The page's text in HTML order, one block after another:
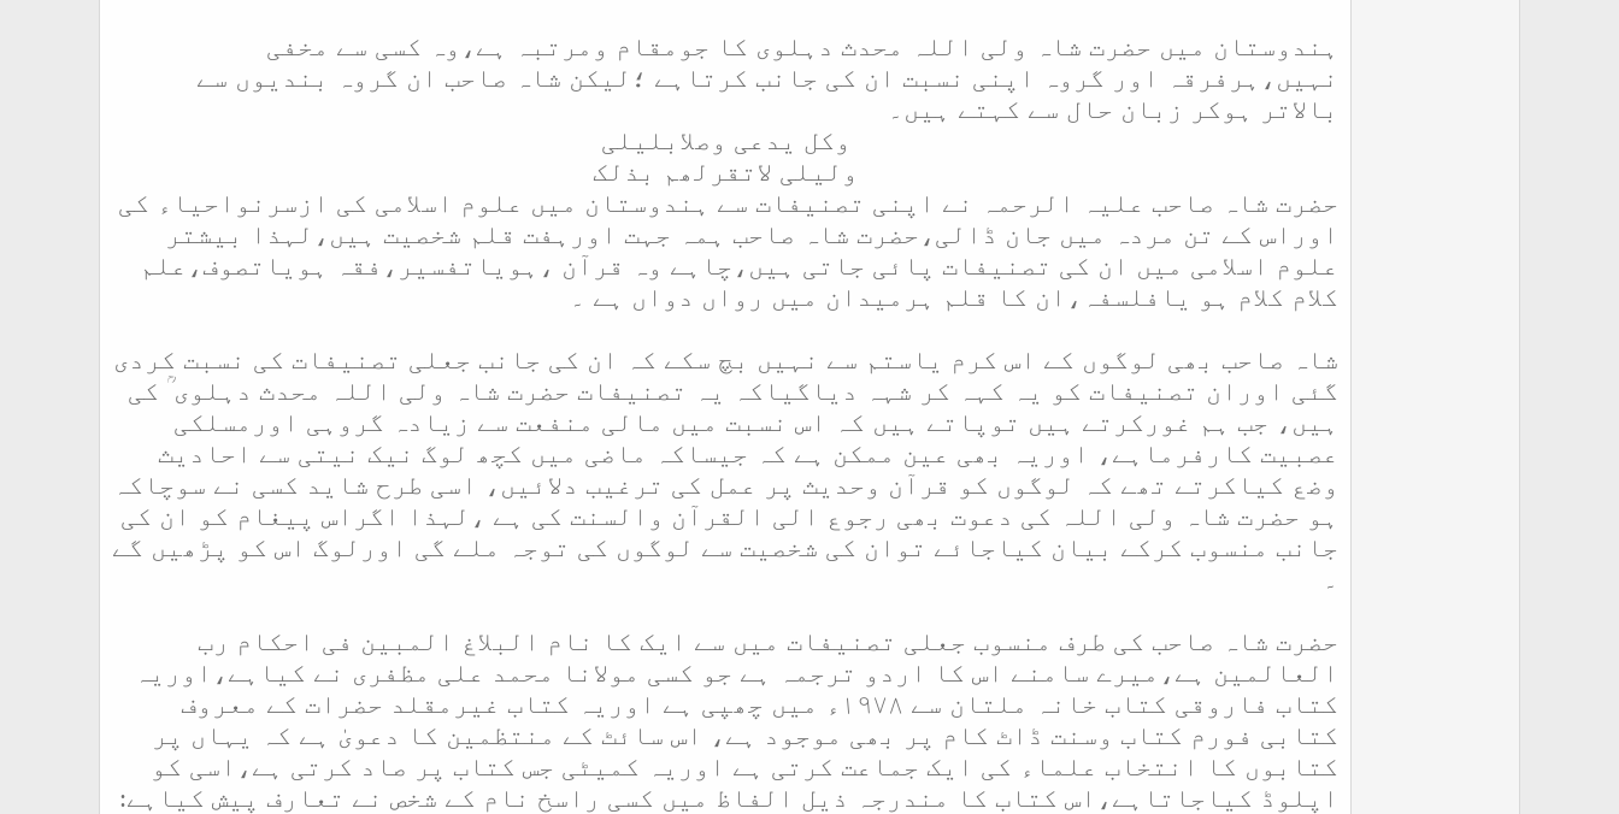
ہندوستان میں حضرت شاہ ولی اللہ محدث دہلوی کا جومقام ومرتبہ ہے،وہ کسی سے مخفی
نہیں،ہرفرقہ اور گروہ اپنی نسبت ان کی جانب کرتاہے ؛لیکن شاہ صاحب ان گروہ بندیوں سے
بالاتر ہوکر زبان حال سے کہتے ہیں۔
وکل یدعی وصلابلیلی
ولیلی لاتقرلھم بذلک
حضرت شاہ صاحب علیہ الرحمہ نے اپنی تصنیفات سے ہندوستان میں علوم اسلامی کی ازسرنواحیاء کی
اوراس کے تن مردہ میں جان ڈالی،حضرت شاہ صاحب ہمہ جہت اورہفت قلم شخصیت ہیں،لہذا بیشتر
علوم اسلامی میں ان کی تصنیفات پائی جاتی ہیں،چاہے وہ قرآن ،ہویاتفسیر،فقہ ہویاتصوف،علم
کلام کلام ہو یافلسفہ،ان کا قلم ہرمیدان میں رواں دواں ہے ۔
شاہ صاحب بھی لوگوں کے اس کرم یاستم سے نہیں بچ سکے کہ ان کی جانب جعلی تصنیفات کی نسبت کردی
گئی اوران تصنیفات کو یہ کہہ کر شہہ دیاگیاکہ یہ تصنیفات حضرت شاہ ولی اللہ محدث دہلوی ؒ کی
ہیں، جب ہم غورکرتے ہیں توپاتے ہیں کہ اس نسبت میں مالی منفعت سے زیادہ گروہی اورمسلکی
عصبیت کارفرماہے، اوریہ بھی عین ممکن ہے کہ جیساکہ ماضی میں کچھ لوگ نیک نیتی سے احادیث
وضع کیاکرتے تھے کہ لوگوں کو قرآن وحدیث پر عمل کی ترغیب دلائیں، اسی طرح شاید کسی نے سوچاکہ
ہو حضرت شاہ ولی اللہ کی دعوت بھی رجوع الی القرآن والسنت کی ہے ،لہذا اگراس پیغام کو ان کی
جانب منسوب کرکے بیان کیاجائے توان کی شخصیت سے لوگوں کی توجہ ملے گی اورلوگ اس کو پڑھیں گے
۔
حضرت شاہ صاحب کی طرف منسوب جعلی تصنیفات میں سے ایک کا نام البلاغ المبین فی احکام رب
العالمین ہے،میرے سامنے اس کا اردو ترجمہ ہے جو کسی مولانا محمد علی مظفری نے کیاہے،اوریہ
کتاب فاروقی کتاب خانہ ملتان سے ۱۹۷۸ء میں چھپی ہے اوریہ کتاب غیرمقلد حضرات کے معروف
کتابی فورم کتاب وسنت ڈاٹ کام پر بھی موجود ہے، اس سائٹ کے منتظمین کا دعویٰ ہے کہ یہاں پر
کتابوں کا انتخاب علماء کی ایک جماعت کرتی ہے اوریہ کمیٹی جس کتاب پر صاد کرتی ہے،اسی کو
اپلوڈ کیاجاتاہے،اس کتاب کا مندرجہ ذیل الفاظ میں کسی راسخ نام کے شخص نے تعارف پیش کیاہے: